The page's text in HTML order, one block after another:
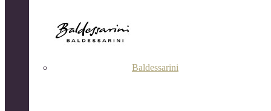
Baldessarini